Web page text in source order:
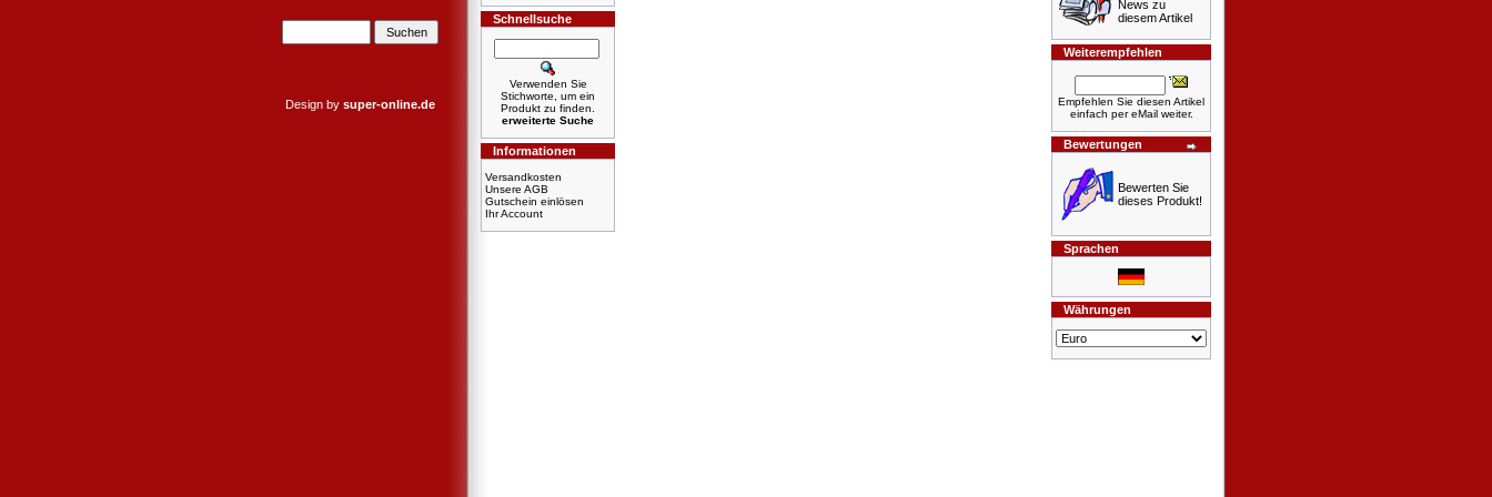
Design by super-online.de
Schnellsuche
Verwenden Sie
Stichworte, um ein
Produkt zu finden.
erweiterte Suche
Informationen
Versandkosten
Unsere AGB
Gutschein einlösen
Ihr Account
News zu
diesem Artikel
Weiterempfehlen
Empfehlen Sie diesen Artikel
einfach per eMail weiter.
Bewertungen
Bewerten Sie
dieses Produkt!
Sprachen
Währungen